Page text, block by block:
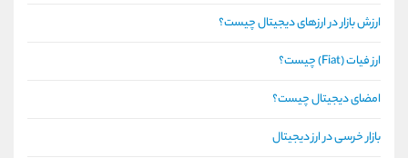
ارزش بازار در ارزهای دیجیتال چیست؟
ارز فیات (Fiat) چیست؟
امضای دیجیتال چیست؟
بازار خرسی در ارز دیجیتال